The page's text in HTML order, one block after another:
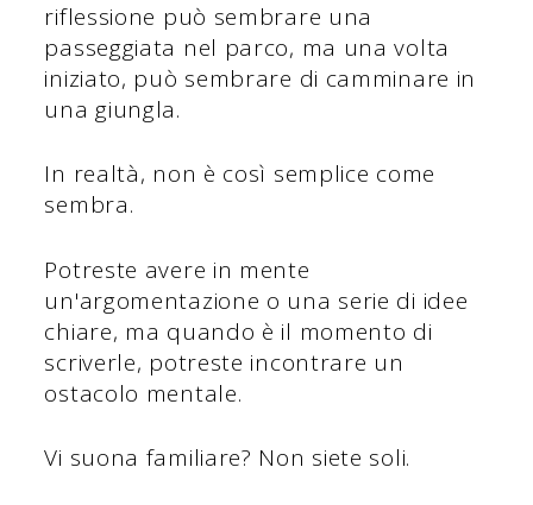
riflessione può sembrare una
passeggiata nel parco, ma una volta
iniziato, può sembrare di camminare in
una giungla.
In realtà, non è così semplice come
sembra.
Potreste avere in mente
un'argomentazione o una serie di idee
chiare, ma quando è il momento di
scriverle, potreste incontrare un
ostacolo mentale.
Vi suona familiare? Non siete soli.